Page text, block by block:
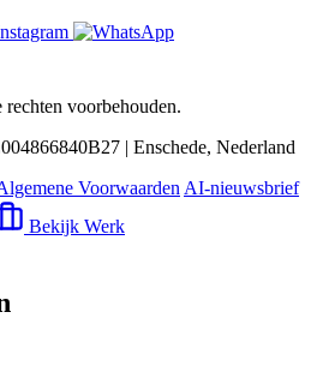
rechten voorbehouden.
| Enschede, Nederland
VoorwaardenAI-nieuwsbrief
Bekijk Werk